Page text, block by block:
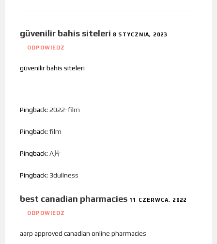
güvenilir bahis siteleri 8 STYCZNIA, 2023
ODPOWIEDZ
güvenilir bahis siteleri
Pingback:2022-film
Pingback:film
Pingback:A片
Pingback: 3dullness
best canadian pharmacies 11 CZERWCA, 2022
ODPOWIEDZ
aarp approved canadian online pharmacies